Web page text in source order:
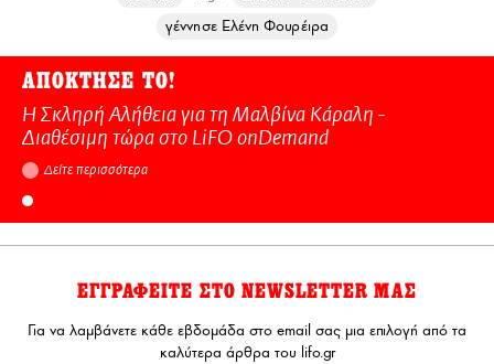
γέννησε Ελένη Φουρέιρα
ΑΠΟΚΤΗΣΕ ΤΟ!
Η Σκληρή Αλήθεια για τη Μαλβίνα Κάραλη -
Διαθέσιμη τώρα στo LiFO onDemand
Δείτε περισσότερα
ΕΓΓΡΑΦΕΙΤΕ ΣΤΟ NEWSLETTER ΜΑΣ
Για να λαμβάνετε κάθε εβδομάδα στο email σας μια επιλογή από τα
καλύτερα άρθρα του lifo.gr